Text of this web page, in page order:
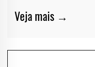
Veja mais →